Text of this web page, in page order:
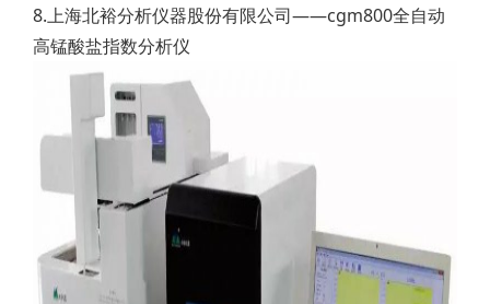
8.上海北裕分析仪器股份有限公司——cgm800全自动
高锰酸盐指数分析仪